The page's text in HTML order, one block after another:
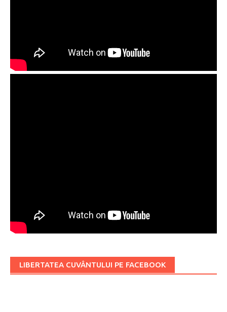
LIBERTATEA CUVÂNTULUI PE FACEBOOK